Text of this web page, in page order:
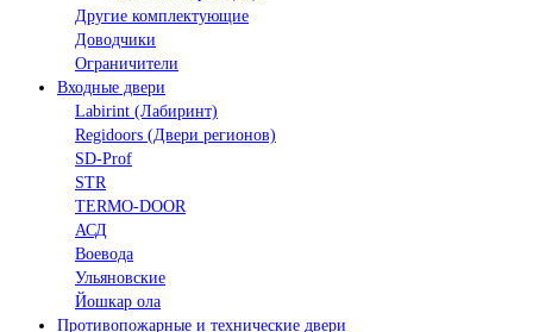
Другие комплектующие
Доводчики
Ограничители
Входные двери
Labirint (Лабиринт)
Regidoors (Двери регионов)
SD-Prof
STR
TERMO-DOOR
АСД
Воевода
Ульяновские
Йошкар ола
Противопожарные и технические двери